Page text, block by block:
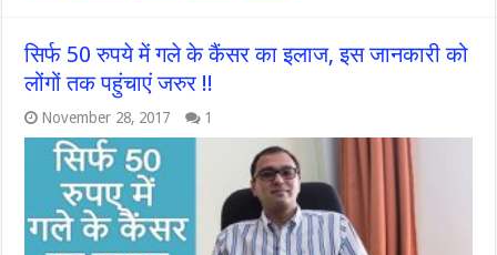
सिर्फ 50 रुपये में गले के कैंसर का इलाज, इस जानकारी को
लोंगों तक पहुंचाएं जरुर !!
November 28, 2017 1